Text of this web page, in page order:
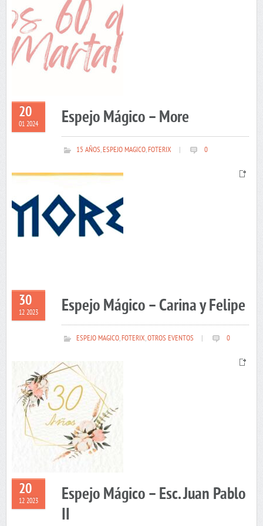
20
01 2024 Espejo Mágico – More
15 AÑOS,ESPEJO MAGICO,FOTERIX 0
30
12 2023 Espejo Mágico – Carina y Felipe
ESPEJO MAGICO,FOTERIX,OTROS EVENTOS 0
20
12 2023
Espejo Mágico – Esc. Juan Pablo
II